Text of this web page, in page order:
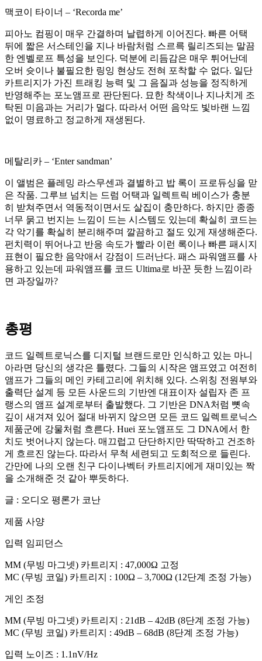
맥코이 타이너 – ‘Recorda me’
피아노 컴핑이 매우 간결하며 날렵하게 이어진다. 빠른 어택
뒤에 짧은 서스테인을 지나 바람처럼 스르륵 릴리즈되는 말끔
한 엔벨로프 특성을 보인다. 덕분에 리듬감은 매우 튀어난데
오버 슛이나 불필요한 링잉 현상도 전혀 포착할 수 없다. 일단
카트리지가 가진 트래킹 능력 및 그 음질과 성능을 정직하게
반영해주는 포노앰프로 판단된다. 묘한 착색이나 지나치게 조
탁된 미음과는 거리가 멀다. 따라서 어떤 음악도 빛바랜 느낌
없이 명료하고 정교하게 재생된다.
메탈리카 – ‘Enter sandman’
이 앨범은 플레밍 라스무센과 결별하고 밥 록이 프로듀싱을 맏
은 작품. 그루브 넘치는 드럼 어택과 일렉트릭 베이스가 충분
히 받쳐주면서 역동적이면서도 살집이 충만하다. 하지만 종종
너무 묽고 번지는 느낌이 드는 시스템도 있는데 확실히 코드는
각 악기를 확실히 분리해주며 깔끔하고 절도 있게 재생해준다.
펀치력이 뛰어나고 반응 속도가 빨라 이런 록이나 빠른 패시지
표현이 필요한 음악애서 강점이 드러난다. 패스 파워앰프를 사
용하고 있는데 파워앰프를 코드 Ultima로 바꾼 듯한 느낌이라
면 과장일까?
총평
코드 일렉트로닉스를 디지털 브랜드로만 인식하고 있는 마니
아라면 당신의 생각은 틀렸다. 그들의 시작은 앰프였고 여전히
앰프가 그들의 메인 카테고리에 위치해 있다. 스위칭 전원부와
출력단 설계 등 모든 사운드의 기반엔 대표이자 설립자 존 프
랭스의 앰프 설계로부터 출발했다. 그 기반은 DNA처럼 뼛속
깊이 새겨져 있어 절대 바뀌지 않으면 모든 코드 일렉트로닉스
제품군에 강물처럼 흐른다. Huei 포노앰프도 그 DNA에서 한
치도 벗어나지 않는다. 매끄럽고 단단하지만 딱딱하고 건조하
게 흐르진 않는다. 따라서 무척 세련되고 도회적으로 들린다.
간만에 나의 오랜 친구 다이나벡터 카트리지에게 재미있는 짝
을 소개해준 것 같아 뿌듯하다.
글 : 오디오 평론가 코난
제품 사양
입력 임피던스
MM (무빙 마그넷) 카트리지 : 47,000Ω 고정
MC (무빙 코일) 카트리지 : 100Ω – 3,700Ω (12단계 조정 가능)
게인 조정
MM (무빙 마그넷) 카트리지 : 21dB – 42dB (8단계 조정 가능)
MC (무빙 코일) 카트리지 : 49dB – 68dB (8단계 조정 가능)
입력 노이즈 : 1.1nV/Hz